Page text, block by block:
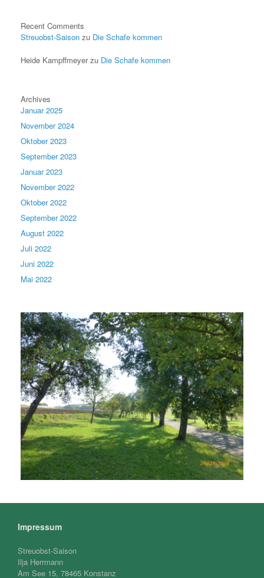
Recent Comments
Streuobst-Saison zu Die Schafe kommen
Heide Kampffmeyerzu Die Schafe kommen
Archives
Januar 2025
November 2024
Oktober 2023
September 2023
Januar 2023
November 2022
Oktober 2022
September 2022
August 2022
Juli 2022
Juni 2022
Mai 2022
Impressum
Streuobst-Saison
Ilja Herrmann
Am See 15, 78465 Konstanz